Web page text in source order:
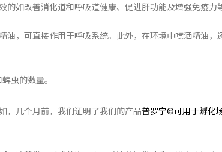
的如改善消化道和呼吸道健康、促进肝功能及增强免疫力
油，可直接作用于呼吸系统。此外，在环境中喷洒精油，
虫的数量。
，几个月前，我们证明了我们的产品普罗宁©可用于孵化